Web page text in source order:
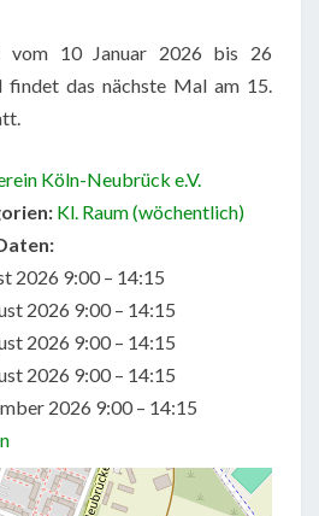
vom 10 Januar 2026 bis 26
findet das nächste Mal am 15.
Köln-Neubrück e.V.
Kl. Raum (wöchentlich)
2026 9:00 – 14:15
2026 9:00 – 14:15
2026 9:00 – 14:15
2026 9:00 – 14:15
2026 9:00 – 14:15